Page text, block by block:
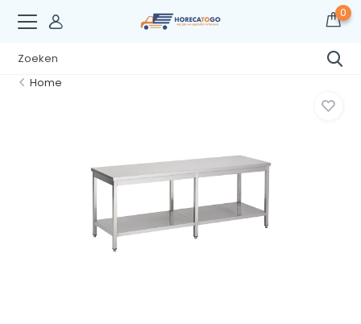
0
Home